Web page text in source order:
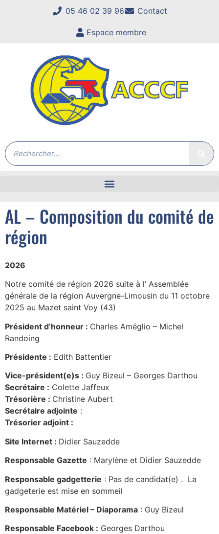
05 46 02 39 96 Contact
Espace membre
AL – Composition du comité de
région
2026
Notre comité de région 2026 suite à l’ Assemblée
générale de la région Auvergne-Limousin du 11 octobre
2025 au Mazet saint Voy (43)
Président d’honneur : Charles Améglio – Michel
Randoing
Présidente : Edith Battentier
Vice-président(e)s : Guy Bizeul – Georges Darthou
Secrétaire : Colette Jaffeux
Trésorière : Christine Aubert
Secrétaire adjointe :
Trésorier adjoint :
Site Internet : Didier Sauzedde
Responsable Gazette : Marylène et Didier Sauzedde
Responsable gadgetterie : Pas de candidat(e) . La
gadgeterie est mise en sommeil
Responsable Matériel – Diaporama : Guy Bizeul
Responsable Facebook : Georges Darthou